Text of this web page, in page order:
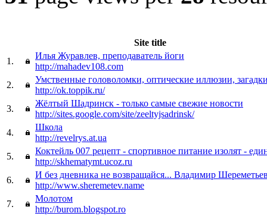
Site title
1.
Илья Журавлев, преподаватель йоги
http://mahadev108.com
2.
Умственные головоломки, оптические иллюзии,
http://ok.toppik.ru/
3.
Жёлтый Шадринск - только самые свежие новости
http://sites.google.com/site/zeeltyjsadrinsk/
4.
Школа
http://revelrys.at.ua
5.
Коктейль 007 рецепт - спортивное питание изолят -
http://skhematymt.ucoz.ru
6.
И без дневника не возвращайся... Владимир
http://www.sheremetev.name
7.
Молотом
http://burom.blogspot.ro